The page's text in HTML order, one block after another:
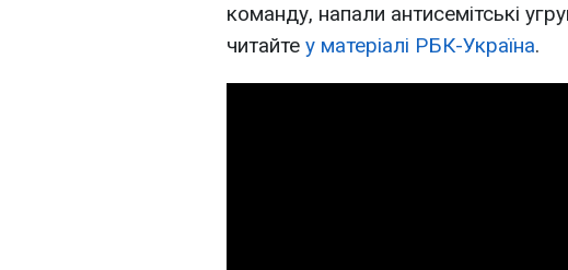
команду, напали антисемітські
читайте у матеріалі РБК-Україна.